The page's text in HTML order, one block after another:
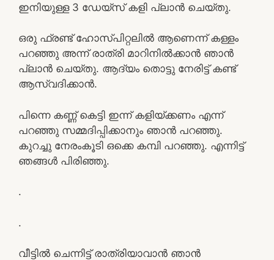
ഇനിയുള്ള 3 ഡേയ്സ് കളി പ്ലാൻ ചെയ്തു.
ഒരു ഫ്രണ്ട് ഹോസ്പിറ്റലിൽ ആണെന്ന് കള്ളം
പറഞ്ഞു അന്ന് രാത്രി മാറിനിൽക്കാൻ ഞാൻ
പ്ലാൻ ചെയ്തു. ആദ്യം തൊട്ടു നേരിട്ട് കണ്ട്‌
ആസ്വദിക്കാൻ.
പിന്നെ കണ്ണ് കെട്ടി ഇന്ന് കളിയ്ക്കണം എന്ന്
പറഞ്ഞു സമ്മദിപ്പിക്കാനും ഞാൻ പറഞ്ഞു.
കുറച്ചു നേരംകൂടി ഒക്കെ കമ്പി പറഞ്ഞു. എന്നിട്ട്
ഞങ്ങൾ പിരിഞ്ഞു.
.
.
വീട്ടിൽ ചെന്നിട്ട് രാത്രിയാവാൻ ഞാൻ